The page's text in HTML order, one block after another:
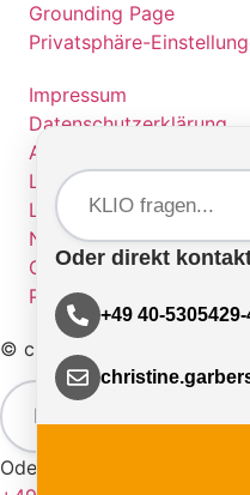
Grounding Page
Privatsphäre-
Impressum
Datenschutzerklärung
AGBs
Lizenzbedingungen
Lizenzen und Copyright
Nutzungsbedingungen
Grounding Page
Privatsphäre-
© classix Software GmbH
Oder direkt kontaktieren?
Oder direkt
+49 40-